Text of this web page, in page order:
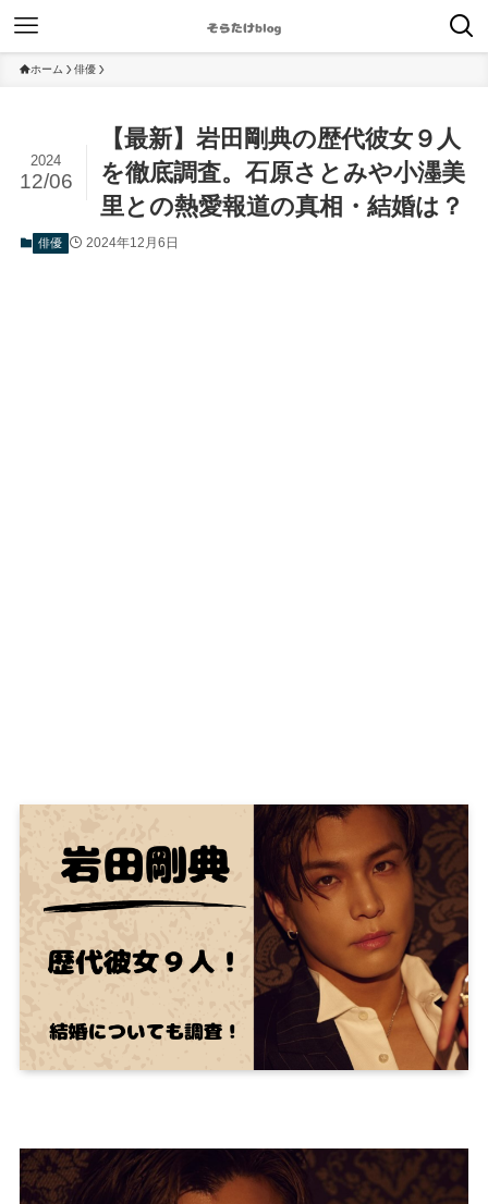
ホーム 俳優
【最新】岩田剛典の歴代彼女９人
を徹底調査。石原さとみや小濹美
里との熱愛報道の真相・結婚は？
2024
12/06
俳優 2024年12月6日